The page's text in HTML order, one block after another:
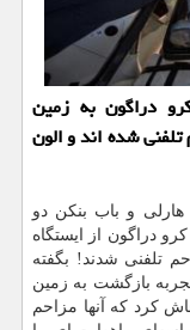
دراگون به زمین
شده اند و الون
هارلی و باب بنکن دو
دراگون از ایستگاه
تلفنی شدند! بگفته
بازگشت به زمین
کرد که آنها مزاحم